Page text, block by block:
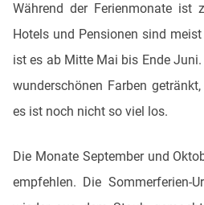
Während der Ferienmonate ist
Hotels und Pensionen sind
ist es ab Mitte Mai bis Ende
wunderschönen Farben
es ist noch nicht so viel los.
Die Monate September und
empfehlen. Die Sommerferien-